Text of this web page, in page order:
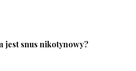
jest snus nikotynowy?